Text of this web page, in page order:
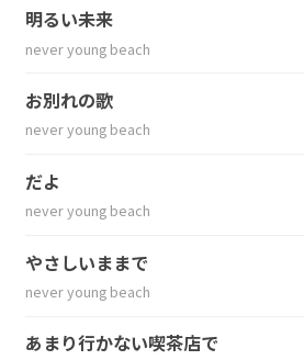
明るい未来
never young beach
お別れの歌
never young beach
だよ
never young beach
やさしいままで
never young beach
あまり行かない喫茶店で